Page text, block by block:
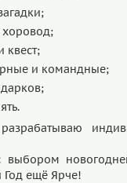
квест;
и командные;
Год ещё Ярче!